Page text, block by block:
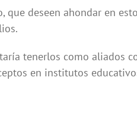
que deseen ahondar en
tenerlos como aliados
en institutos